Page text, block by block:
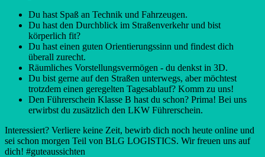
Du hast Spaß an Technik und Fahrzeugen.
Du hast den Durchblick im Straßenverkehr und bist
körperlich fit?
Du hast einen guten Orientierungssinn und findest dich
überall zurecht.
Räumliches Vorstellungsvermögen - du denkst in 3D.
Du bist gerne auf den Straßen unterwegs, aber möchtest
trotzdem einen geregelten Tagesablauf? Komm zu uns!
Den Führerschein Klasse B hast du schon? Prima! Bei uns
erwirbst du zusätzlich den LKW Führerschein.
Interessiert? Verliere keine Zeit, bewirb dich noch heute online und
sei schon morgen Teil von BLG LOGISTICS. Wir freuen uns auf
dich! #guteaussichten